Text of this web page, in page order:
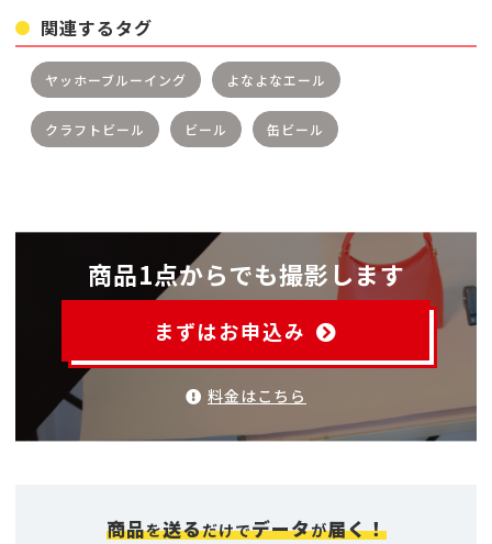
関連するタグ
ヤッホーブルーイング よなよなエール
クラフトビール ビール 缶ビール
商品1点からでも撮影します
まずはお申込み
料金はこちら
商品を送るだけでデータが届く！